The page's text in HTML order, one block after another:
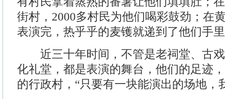
街村，2000多村民为他们喝彩鼓劲；在
表演完，热乎乎的麦镬就递到了他们
近三十年时间，不管是老祠堂、古戏
化礼堂，都是表演的舞台，他们的足迹
的行政村，“只要有一块能演出的场地，